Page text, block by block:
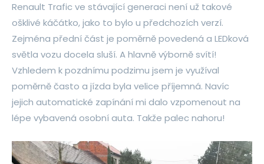
Renault Trafic ve stávající generaci není už takové
ošklivé káčátko, jako to bylo u předchozích verzí.
Zejména přední část je poměrně povedená a LEDková
světla vozu docela sluší. A hlavně výborně svítí!
Vzhledem k pozdnímu podzimu jsem je využíval
poměrně často a jízda byla velice příjemná. Navíc
jejich automatické zapínání mi dalo vzpomenout na
lépe vybavená osobní auta. Takže palec nahoru!